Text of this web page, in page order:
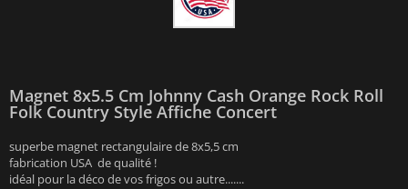
Magnet 8x5.5 Cm Johnny Cash Orange Rock Roll
Folk Country Style Affiche Concert
superbe magnet rectangulaire de 8x5,5 cm
fabrication USA de qualité !
idéal pour la déco de vos frigos ou autre.......